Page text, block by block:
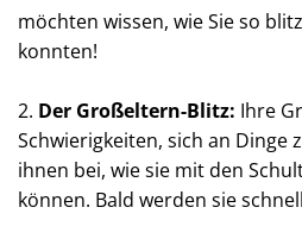
möchten wissen, wie Sie so
konnten!
2. Der Großeltern-Blitz: Ihre
Schwierigkeiten, sich an Dinge
ihnen bei, wie sie mit den
können. Bald werden sie